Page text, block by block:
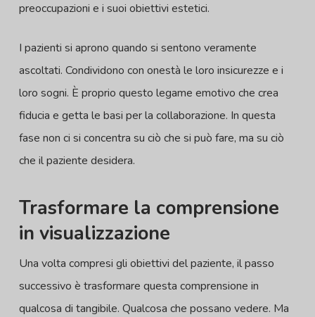
preoccupazioni e i suoi obiettivi estetici.
I pazienti si aprono quando si sentono veramente
ascoltati. Condividono con onestà le loro insicurezze e i
loro sogni. È proprio questo legame emotivo che crea
fiducia e getta le basi per la collaborazione. In questa
fase non ci si concentra su ciò che si può fare, ma su ciò
che il paziente desidera.
Trasformare la comprensione
in visualizzazione
Una volta compresi gli obiettivi del paziente, il passo
successivo è trasformare questa comprensione in
qualcosa di tangibile. Qualcosa che possano vedere. Ma